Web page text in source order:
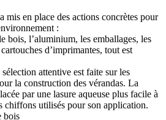
en place des actions concrètes pour
:
bois, l’aluminium, les emballages, les
d’imprimantes, tout est
attentive est faite sur les
la construction des vérandas. La
par une lasure aqueuse plus facile à
chiffons utilisés pour son application.
bois